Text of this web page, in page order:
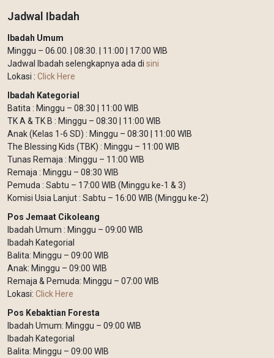
Jadwal Ibadah
Ibadah Umum
Minggu – 06.00. | 08:30. | 11:00 | 17:00 WIB
Jadwal Ibadah selengkapnya ada di sini
Lokasi : Click Here
Ibadah Kategorial
Batita : Minggu – 08:30 | 11:00 WIB
TK A & TK B : Minggu – 08:30 | 11:00 WIB
Anak (Kelas 1-6 SD) : Minggu – 08:30 | 11:00 WIB
The Blessing Kids (TBK) : Minggu – 11:00 WIB
Tunas Remaja : Minggu – 11:00 WIB
Remaja : Minggu – 08:30 WIB
Pemuda : Sabtu – 17:00 WIB (Minggu ke-1 & 3)
Komisi Usia Lanjut : Sabtu – 16:00 WIB (Minggu ke-2)
Pos Jemaat Cikoleang
Ibadah Umum : Minggu – 09:00 WIB
Ibadah Kategorial
Balita: Minggu – 09:00 WIB
Anak: Minggu – 09:00 WIB
Remaja & Pemuda: Minggu – 07:00 WIB
Lokasi: Click Here
Pos Kebaktian Foresta
Ibadah Umum: Minggu – 09:00 WIB
Ibadah Kategorial
Balita: Minggu – 09:00 WIB